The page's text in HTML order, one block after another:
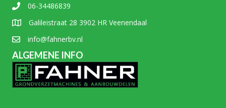
06-34486839
Galileistraat 28 3902 HR Veenendaal
info@fahnerbv.nl
ALGEMENE INFO